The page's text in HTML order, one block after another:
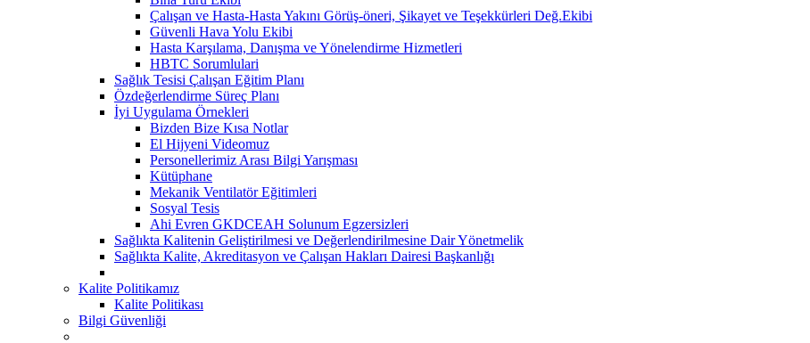
Çalışan ve Hasta-Hasta Yakını Görüş-öneri, Şikayet ve Teşekkürleri Değ.Ekibi
Güvenli Hava Yolu Ekibi
Hasta Karşılama, Danışma ve Yönelendirme Hizmetleri
HBTC Sorumlulari
Sağlık Tesisi Çalışan Eğitim Planı
Özdeğerlendirme Süreç Planı
İyi Uygulama Örnekleri
Bizden Bize Kısa Notlar
El Hijyeni Videomuz
Personellerimiz Arası Bilgi Yarışması
Kütüphane
Mekanik Ventilatör Eğitimleri
Sosyal Tesis
Ahi Evren GKDCEAH Solunum Egzersizleri
Sağlıkta Kalitenin Geliştirilmesi ve Değerlendirilmesine Dair Yönetmelik
Sağlıkta Kalite, Akreditasyon ve Çalışan Hakları Dairesi Başkanlığı
Kalite Politikamız
Kalite Politikası
Bilgi Güvenliği